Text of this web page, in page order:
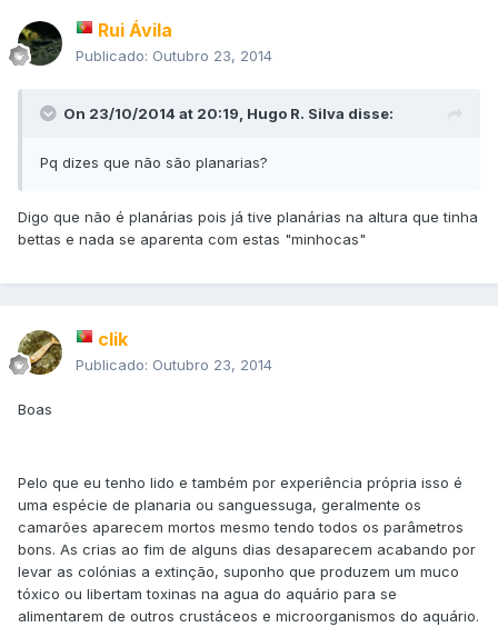
Rui Ávila
Publicado: Outubro 23, 2014
On 23/10/2014 at 20:19, Hugo R. Silva disse:
Pq dizes que não são planarias?
Digo que não é planárias pois já tive planárias na altura que tinha
bettas e nada se aparenta com estas "minhocas"
clik
Publicado: Outubro 23, 2014
Boas
Pelo que eu tenho lido e também por experiência própria isso é
uma espécie de planaria ou sanguessuga, geralmente os
camarões aparecem mortos mesmo tendo todos os parâmetros
bons. As crias ao fim de alguns dias desaparecem acabando por
levar as colónias a extinção, suponho que produzem um muco
tóxico ou libertam toxinas na agua do aquário para se
alimentarem de outros crustáceos e microorganismos do aquário.